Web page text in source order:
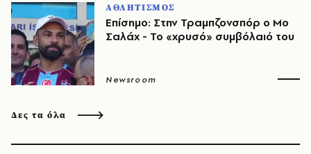
ΑΘΛΗΤΙΣΜΟΣ
Επίσημο: Στην Τραμπζονσπόρ ο Μο
Σαλάχ - Το «χρυσό» συμβόλαιό του
Newsroom
Δες τα όλα